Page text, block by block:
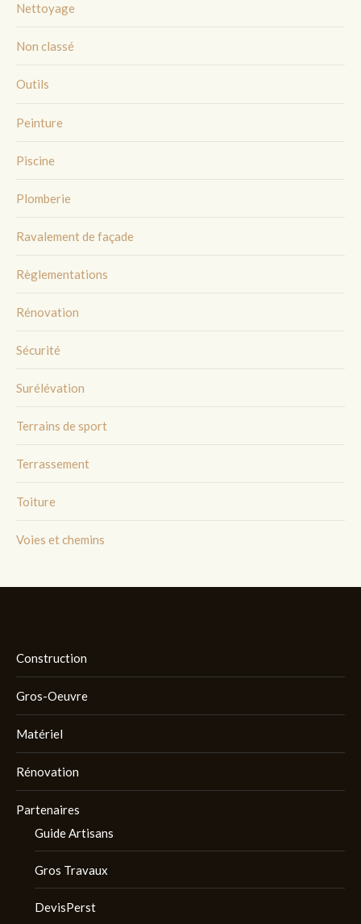
Nettoyage
Non classé
Outils
Peinture
Piscine
Plomberie
Ravalement de façade
Règlementations
Rénovation
Sécurité
Surélévation
Terrains de sport
Terrassement
Toiture
Voies et chemins
Construction
Gros-Oeuvre
Matériel
Rénovation
Partenaires
Guide Artisans
Gros Travaux
DevisPerst